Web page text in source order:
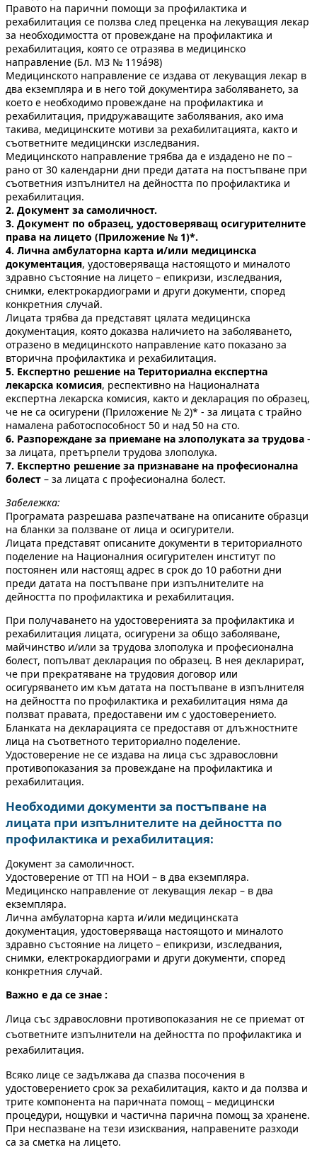
Правото на парични помощи за профилактика и
рехабилитация се ползва след преценка на лекуващия лекар
за необходимостта от провеждане на профилактика и
рехабилитация, която се отразява в медицинско
направление (Бл. МЗ № 119á98)
Медицинското направление се издава от лекуващия лекар в
два екземпляра и в него той документира заболяването, за
което е необходимо провеждане на профилактика и
рехабилитация, придружаващите заболявания, ако има
такива, медицинските мотиви за рехабилитацията, както и
съответните медицински изследвания.
Медицинското направление трябва да е издадено не по –
рано от 30 календарни дни преди датата на постъпване при
съответния изпълнител на дейността по профилактика и
рехабилитация.
2. Документ за самоличност.
3. Документ по образец, удостоверяващ осигурителните
права на лицето (Приложение № 1)*.
4. Лична амбулаторна карта и/или медицинска
документация, удостоверяваща настоящото и миналото
здравно състояние на лицето – епикризи, изследвания,
снимки, електрокардиограми и други документи, според
конкретния случай.
Лицата трябва да представят цялата медицинска
документация, която доказва наличието на заболяването,
отразено в медицинското направление като показано за
вторична профилактика и рехабилитация.
5. Eкспертно решение на Териториална експертна
лекарска комисия, респективно на Националната
експертна лекарска комисия, както и декларация по образец,
че не са осигурени (Приложение № 2)* - за лицата с трайно
намалена работоспособност 50 и над 50 на сто.
6. Разпореждане за приемане на злополуката за трудова -
за лицата, претърпели трудова злополука.
7. Експертно решение за признаване на професионална
болест – за лицата с професионална болест.
Забележка:
Програмата разрешава разпечатване на описаните образци
на бланки за ползване от лица и осигурители.
Лицата представят описаните документи в териториалното
поделение на Националния осигурителен институт по
постоянен или настоящ адрес в срок до 10 работни дни
преди датата на постъпване при изпълнителите на
дейността по профилактика и рехабилитация.
При получаването на удостоверенията за профилактика и
рехабилитация лицата, осигурени за общо заболяване,
майчинство и/или за трудова злополука и професионална
болест, попълват декларация по образец. В нея декларират,
че при прекратяване на трудовия договор или
осигуряването им към датата на постъпване в изпълнителя
на дейността по профилактика и рехабилитация няма да
ползват правата, предоставени им с удостоверението.
Бланката на декларацията се предоставя от длъжностните
лица на съответното териториално поделение.
Удостоверение не се издава на лица със здравословни
противопоказания за провеждане на профилактика и
рехабилитация.
Необходими документи за постъпване на
лицата при изпълнителите на дейността по
профилактика и рехабилитация:
Документ за самоличност.
Удостоверение от ТП на НОИ – в два екземпляра.
Медицинско направление от лекуващия лекар – в два
екземпляра.
Лична амбулаторна карта и/или медицинската
документация, удостоверяваща настоящото и миналото
здравно състояние на лицето – епикризи, изследвания,
снимки, електрокардиограми и други документи, според
конкретния случай.
Важно е да се знае :
Лица със здравословни противопоказания не се приемат от
съответните изпълнители на дейността по профилактика и
рехабилитация.
Всяко лице се задължава да спазва посочения в
удостоверението срок за рехабилитация, както и да ползва и
трите компонента на паричната помощ – медицински
процедури, нощувки и частична парична помощ за хранене.
При неспазване на тези изисквания, направените разходи
са за сметка на лицето.